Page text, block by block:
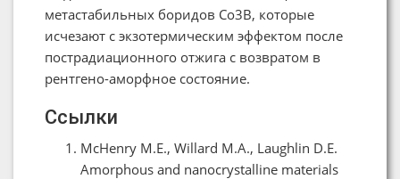
метастабильных боридов Со3В, которые
исчезают с экзотермическим эффектом после
пострадиационного отжига с возвратом в
рентгено-аморфное состояние.
Ссылки
McHenry M.E., Willard M.A., Laughlin D.E.
Amorphous and nanocrystalline materials